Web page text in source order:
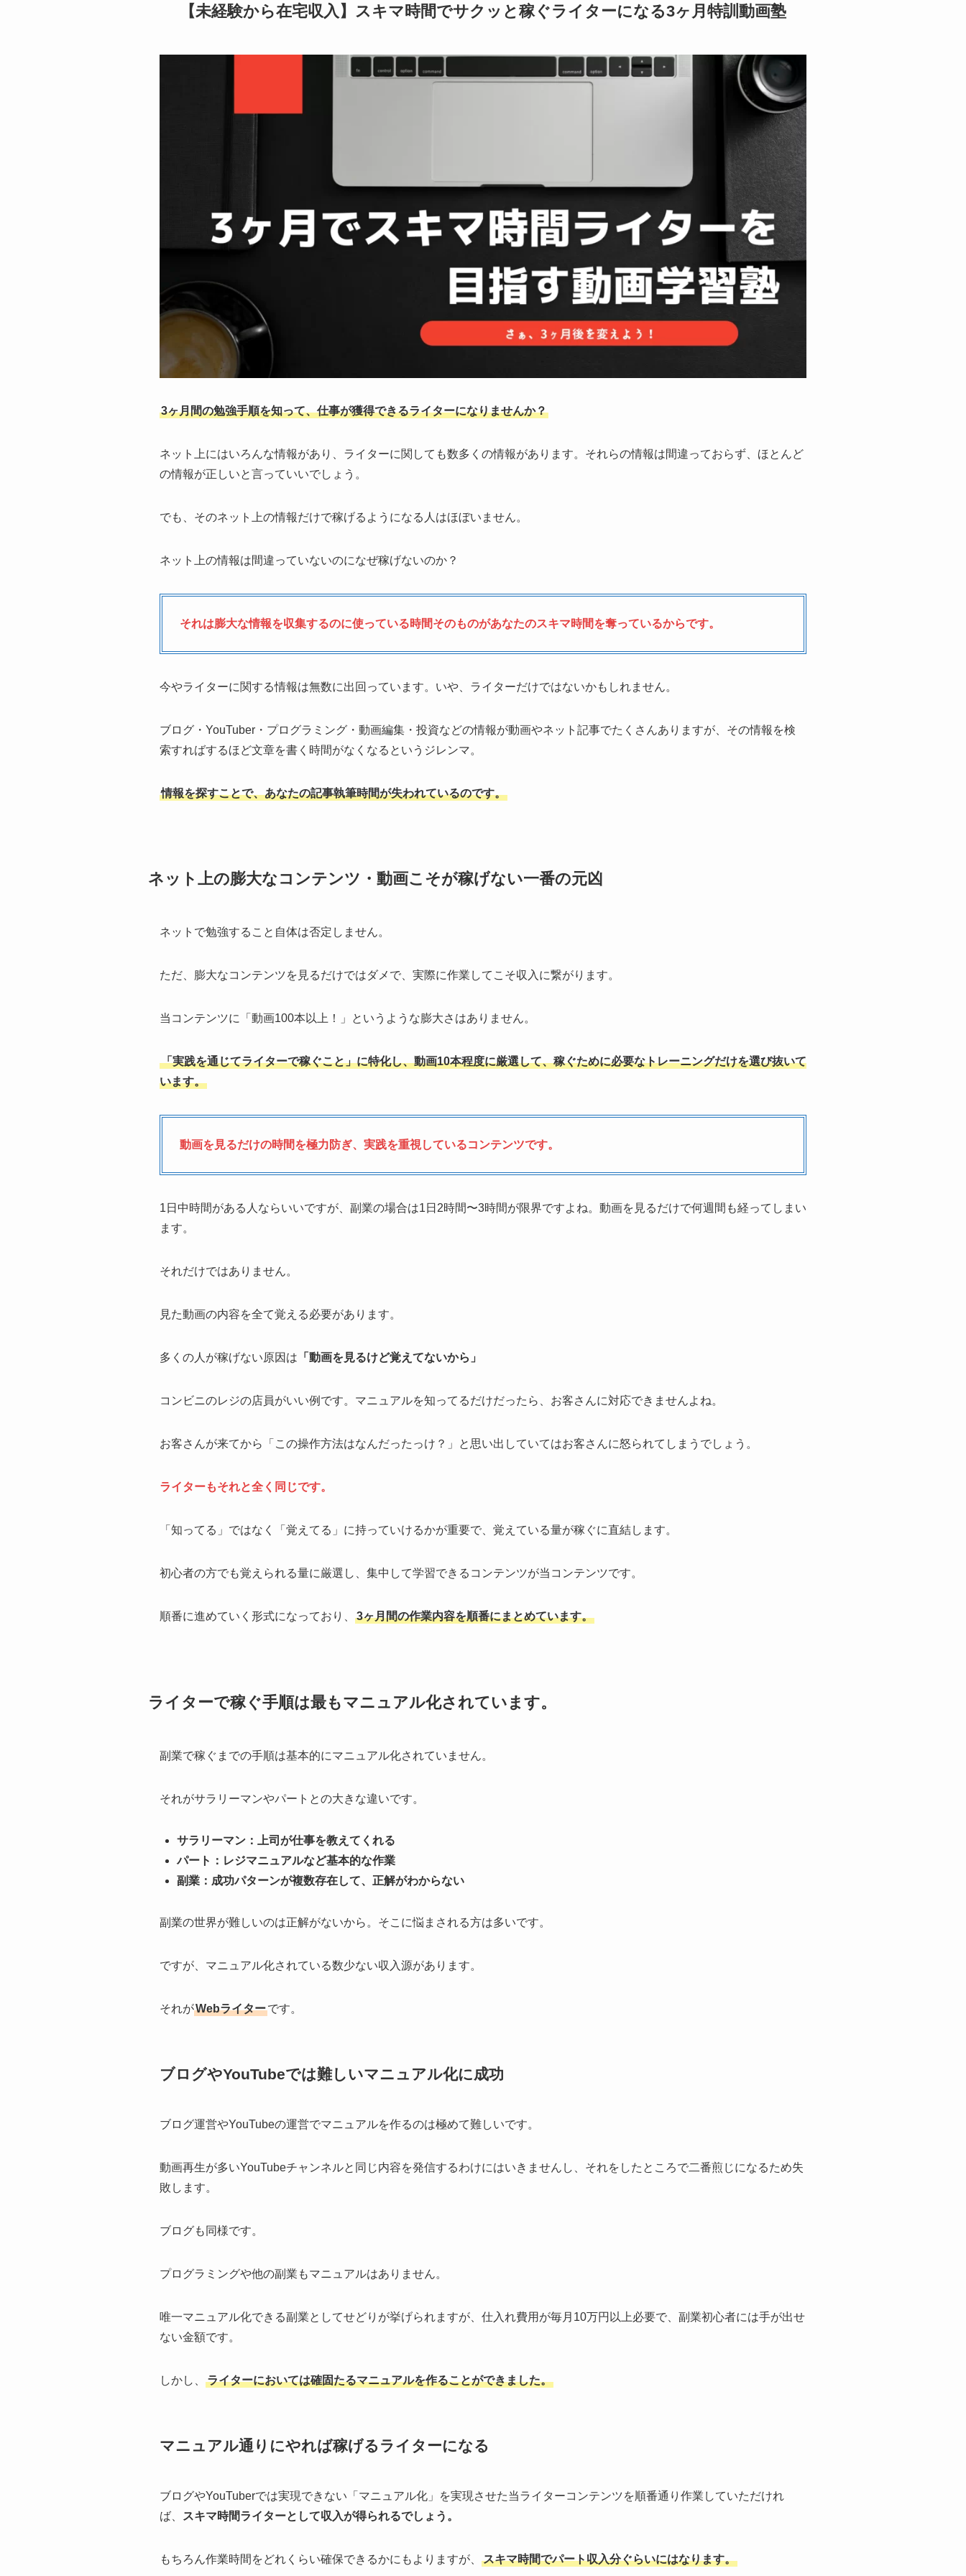
【未経験から在宅収入】スキマ時間でサクッと稼ぐライターになる3ヶ月特訓動画塾
3ヶ月間の勉強手順を知って、仕事が獲得できるライターになりませんか？
ネット上にはいろんな情報があり、ライターに関しても数多くの情報があります。それらの情報は間違っておらず、ほとんど
の情報が正しいと言っていいでしょう。
でも、そのネット上の情報だけで稼げるようになる人はほぼいません。
ネット上の情報は間違っていないのになぜ稼げないのか？
それは膨大な情報を収集するのに使っている時間そのものがあなたのスキマ時間を奪っているからです。
今やライターに関する情報は無数に出回っています。いや、ライターだけではないかもしれません。
ブログ・YouTuber・プログラミング・動画編集・投資などの情報が動画やネット記事でたくさんありますが、その情報を検
索すればするほど文章を書く時間がなくなるというジレンマ。
情報を探すことで、あなたの記事執筆時間が失われているのです。
ネット上の膨大なコンテンツ・動画こそが稼げない一番の元凶
ネットで勉強すること自体は否定しません。
ただ、膨大なコンテンツを見るだけではダメで、実際に作業してこそ収入に繋がります。
当コンテンツに「動画100本以上！」というような膨大さはありません。
「実践を通じてライターで稼ぐこと」に特化し、動画10本程度に厳選して、稼ぐために必要なトレーニングだけを選び抜いて
います。
動画を見るだけの時間を極力防ぎ、実践を重視しているコンテンツです。
1日中時間がある人ならいいですが、副業の場合は1日2時間〜3時間が限界ですよね。動画を見るだけで何週間も経ってしまい
ます。
それだけではありません。
見た動画の内容を全て覚える必要があります。
多くの人が稼げない原因は 「動画を見るけど覚えてないから」
コンビニのレジの店員がいい例です。マニュアルを知ってるだけだったら、お客さんに対応できませんよね。
お客さんが来てから「この操作方法はなんだったっけ？」と思い出していてはお客さんに怒られてしまうでしょう。
ライターもそれと全く同じです。
「知ってる」ではなく「覚えてる」に持っていけるかが重要で、覚えている量が稼ぐに直結します。
初心者の方でも覚えられる量に厳選し、集中して学習できるコンテンツが当コンテンツです。
順番に進めていく形式になっており、 3ヶ月間の作業内容を順番にまとめています。
ライターで稼ぐ手順は最もマニュアル化されています。
副業で稼ぐまでの手順は基本的にマニュアル化されていません。
それがサラリーマンやパートとの大きな違いです。
サラリーマン：上司が仕事を教えてくれる
パート：レジマニュアルなど基本的な作業
副業：成功パターンが複数存在して、正解がわからない
副業の世界が難しいのは正解がないから。そこに悩まされる方は多いです。
ですが、マニュアル化されている数少ない収入源があります。
それがWebライターです。
ブログやYouTubeでは難しいマニュアル化に成功
ブログ運営やYouTubeの運営でマニュアルを作るのは極めて難しいです。
動画再生が多いYouTubeチャンネルと同じ内容を発信するわけにはいきませんし、それをしたところで二番煎じになるため失
敗します。
ブログも同様です。
プログラミングや他の副業もマニュアルはありません。
唯一マニュアル化できる副業としてせどりが挙げられますが、仕入れ費用が毎月10万円以上必要で、副業初心者には手が出せ
ない金額です。
しかし、 ライターにおいては確固たるマニュアルを作ることができました。
マニュアル通りにやれば稼げるライターになる
ブログやYouTuberでは実現できない「マニュアル化」を実現させた当ライターコンテンツを順番通り作業していただけれ
ば、
スキマ時間ライターとして収入が得られるでしょう。
もちろん作業時間をどれくらい確保できるかにもよりますが、 スキマ時間でパート収入分ぐらいにはなります。